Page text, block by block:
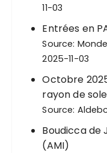
11-03
Entrées en
Source:
2025-11-03
Octobre
rayon de
Source:
Boudicca de
(AMI)